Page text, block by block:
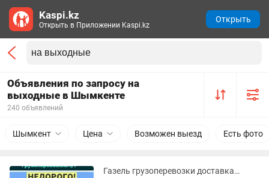
Объявления по запросу на
выходные в Шымкенте
240 объявлений
Шымкент Цена Возможен выезд Есть фото
Газель грузоперевозки доставка 24/7
Kaspi.kz
Открыть в Приложении Kaspi.kz
Открыть